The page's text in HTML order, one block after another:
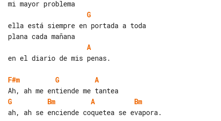
G
ella está siempre en portada a toda
A
en el diario de mis penas.
F#m G
A
G
Bm A
Bm
ah, ah se enciende coquetea se evapora.